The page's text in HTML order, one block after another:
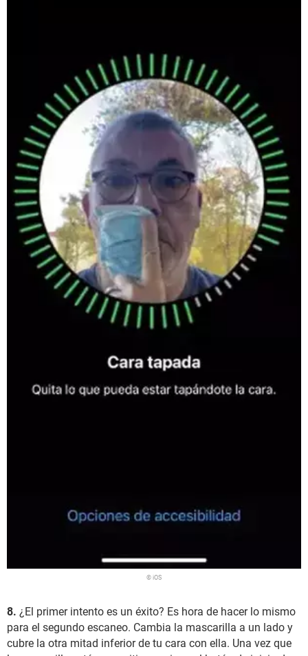
© iOS
8. ¿El primer intento es un éxito? Es hora de hacer lo mismo
para el segundo escaneo. Cambia la mascarilla a un lado y
cubre la otra mitad inferior de tu cara con ella. Una vez que